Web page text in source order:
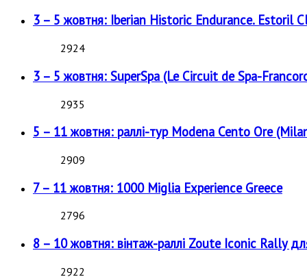
3 – 5 жовтня: Iberian Historic Endurance. Estoril
2924
3 – 5 жовтня: SuperSpa (Le Circuit de Spa-
2935
5 – 11 жовтня: раллі-тур Modena Cento Ore
2909
7 – 11 жовтня: 1000 Miglia Experience Greece
2796
8 – 10 жовтня: вінтаж-раллі Zoute Iconic Rally
2922